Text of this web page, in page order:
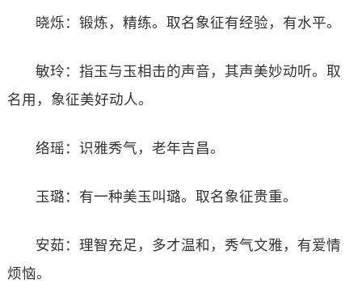
晓烁：锻炼，精练。取名象征有经验，有水平。
敏玲：指玉与玉相击的声音，其声美妙动听。取
名用，象征美好动人。
络瑶：识雅秀气，老年吉昌。
玉璐：有一种美玉叫璐。取名象征贵重。
安茹：理智充足，多才温和，秀气文雅，有爱情
烦恼。